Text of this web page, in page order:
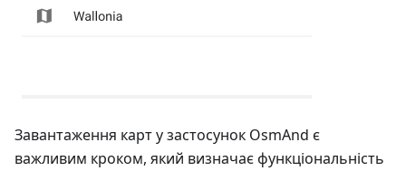
Завантаження карт у застосунок OsmAnd є
важливим кроком, який визначає функціональність